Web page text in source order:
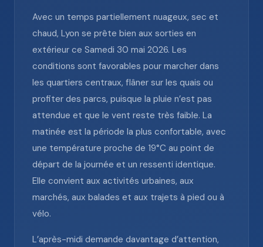
Avec un temps partiellement nuageux, sec et
chaud, Lyon se prête bien aux sorties en
extérieur ce Samedi 30 mai 2026. Les
conditions sont favorables pour marcher dans
les quartiers centraux, flâner sur les quais ou
profiter des parcs, puisque la pluie n’est pas
attendue et que le vent reste très faible. La
matinée est la période la plus confortable, avec
une température proche de 19°C au point de
départ de la journée et un ressenti identique.
Elle convient aux activités urbaines, aux
marchés, aux balades et aux trajets à pied ou à
vélo.
L’après-midi demande davantage d’attention,